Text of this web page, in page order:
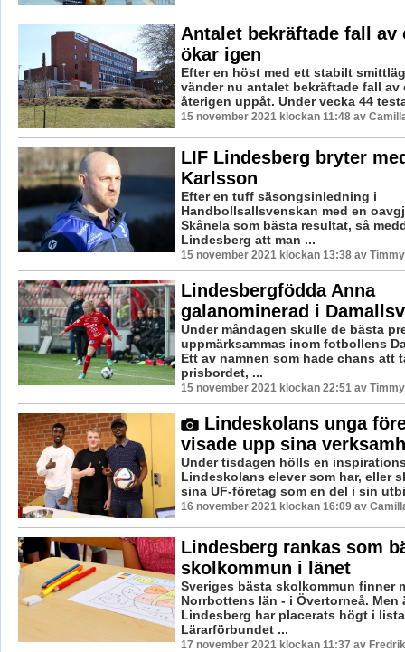
Antalet bekräftade fall av
ökar igen
Efter en höst med ett stabilt
vänder nu antalet bekräftade fall av
återigen uppåt. Under vecka 44
15 november 2021 klockan 11:48 av
LIF Lindesberg bryter
Karlsson
Efter en tuff säsongsinledning i
Handbollsallsvenskan med en
Skånela som bästa resultat, så
Lindesberg att man ...
15 november 2021 klockan 13:38 av
Lindesbergfödda Anna
galanominerad i
Under måndagen skulle de bästa
uppmärksammas inom fotbollens
Ett av namnen som hade chans att
prisbordet, ...
15 november 2021 klockan 22:51 av
Lindeskolans unga
visade upp sina
Under tisdagen hölls en
Lindeskolans elever som har, eller
sina UF-företag som en del i sin
16 november 2021 klockan 16:09 av
Lindesberg rankas som
skolkommun i länet
Sveriges bästa skolkommun finner
Norrbottens län - i Övertorneå. Men
Lindesberg har placerats högt i
Lärarförbundet ...
17 november 2021 klockan 11:37 av